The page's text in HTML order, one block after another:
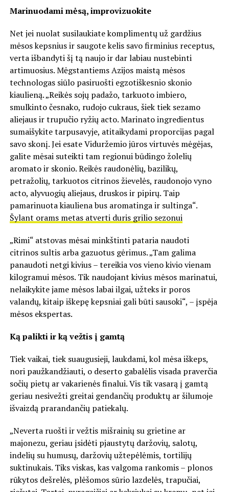
Marinuodami mėsą, improvizuokite
Net jei nuolat susilaukiate komplimentų už gardžius
mėsos kepsnius ir saugote kelis savo firminius receptus,
verta išbandyti šį tą naujo ir dar labiau nustebinti
artimuosius. Mėgstantiems Azijos maistą mėsos
technologas siūlo pasiruošti egzotiškesnio skonio
kiaulieną. „Reikės sojų padažo, tarkuoto imbiero,
smulkinto česnako, rudojo cukraus, šiek tiek sezamo
aliejaus ir trupučio ryžių acto. Marinato ingredientus
sumaišykite tarpusavyje, atitaikydami proporcijas pagal
savo skonį. Jei esate Viduržemio jūros virtuvės mėgėjas,
galite mėsai suteikti tam regionui būdingo žolelių
aromato ir skonio. Reikės raudonėlių, bazilikų,
petražolių, tarkuotos citrinos žievelės, raudonojo vyno
acto, alyvuogių aliejaus, druskos ir pipirų. Taip
pamarinuota kiauliena bus aromatinga ir sultinga“.
Šylant orams metas atverti duris grilio sezonui
„Rimi“ atstovas mėsai minkštinti pataria naudoti
citrinos sultis arba gazuotus gėrimus. „Tam galima
panaudoti netgi kivius – tereikia vos vieno kivio vienam
kilogramui mėsos. Tik naudojant kivius mėsos marinatui,
nelaikykite jame mėsos labai ilgai, užteks ir poros
valandų, kitaip iškepę kepsniai gali būti sausoki“, – įspėja
mėsos ekspertas.
Ką palikti ir ką vežtis į gamtą
Tiek vaikai, tiek suaugusieji, laukdami, kol mėsa iškeps,
nori paužkandžiauti, o deserto gabalėlis visada praverčia
sočių pietų ar vakarienės finalui. Vis tik vasarą į gamtą
geriau nesivežti greitai gendančių produktų ar šilumoje
išvaizdą prarandančių patiekalų.
„Neverta ruošti ir vežtis mišrainių su grietine ar
majonezu, geriau įsidėti pjaustytų daržovių, salotų,
indelių su humusų, daržovių užtepėlėmis, tortilijų
suktinukais. Tiks viskas, kas valgoma rankomis – plonos
rūkytos dešrelės, plėšomos sūrio lazdelės, trapučiai,